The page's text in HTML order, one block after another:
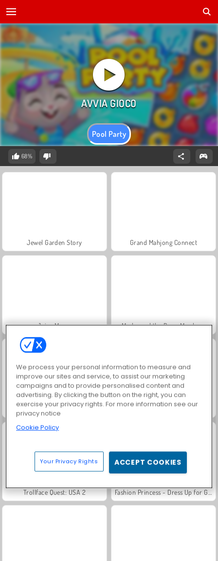
Pool Party
68%
Jewel Garden Story Grand Mahjong Connect
Juice Merge Masha and the Bear: Meadows
Scala 40 Solitaire Social
Trollface Quest: USA 2 Fashion Princess - Dress Up for Girls
We process your personal information to measure and
improve our sites and service, to assist our marketing
campaigns and to provide personalised content and
advertising. By clicking the button on the right, you can
exercise your privacy rights. For more information see our
privacy notice
Cookie Policy
Your Privacy Rights ACCEPT COOKIES